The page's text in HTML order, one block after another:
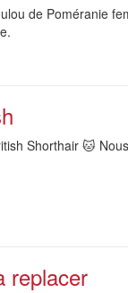
de Poméranie
Shorthair 🐱
replacer